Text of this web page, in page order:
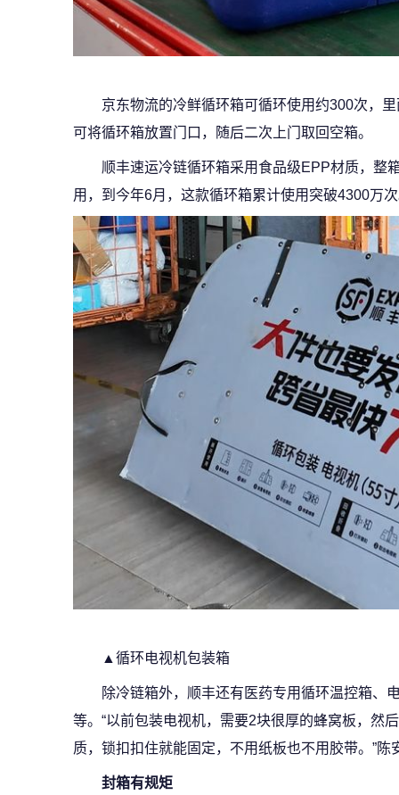
京东物流的冷鲜循环箱可循环使用约300次，
可将循环箱放置门口，随后二次上门取回空箱。
顺丰速运冷链循环箱采用食品级EPP材质，整
用，到今年6月，这款循环箱累计使用突破4300万
▲循环电视机包装箱
除冷链箱外，顺丰还有医药专用循环温控箱、
等。“以前包装电视机，需要2块很厚的蜂窝板，然
质，锁扣扣住就能固定，不用纸板也不用胶带。”陈
封箱有规矩